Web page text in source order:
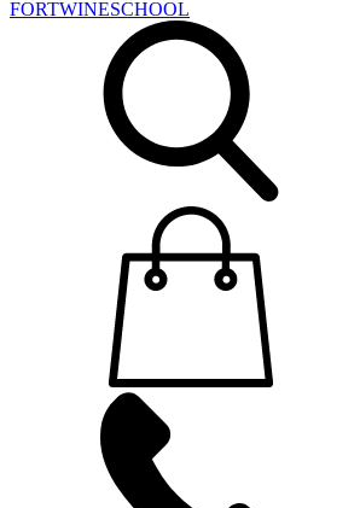
FORTWINESCHOOL